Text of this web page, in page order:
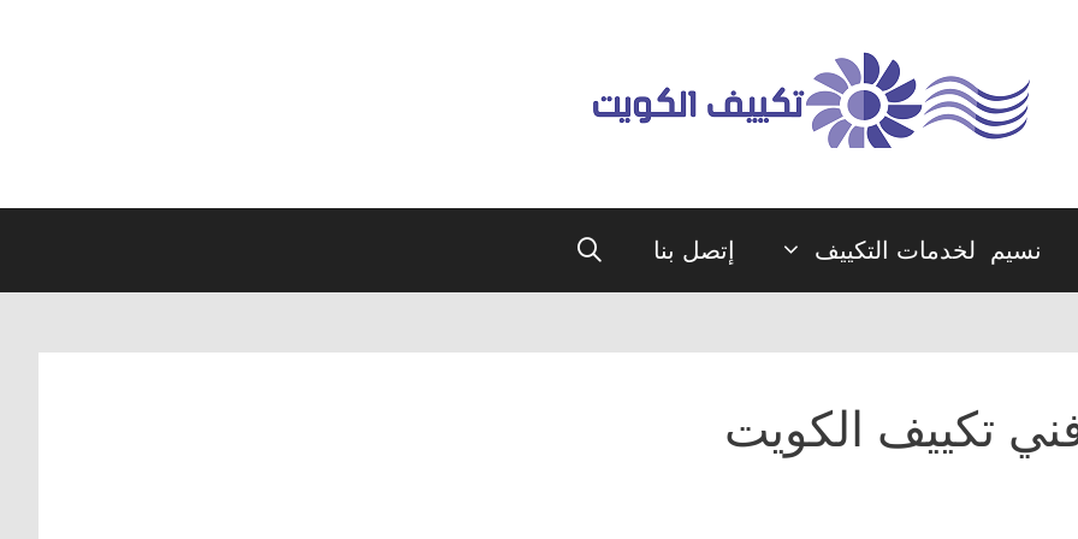
نسيم لخدمات التكييف إتصل بنا
تكييف الكويت